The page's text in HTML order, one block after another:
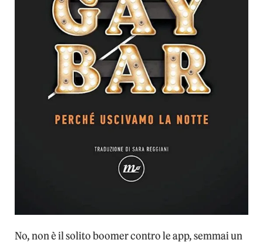
No, non è il solito boomer contro le app, semmai un